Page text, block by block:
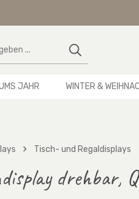
JAHR WINTER &
Tisch- und Regaldisplays
drehbar,